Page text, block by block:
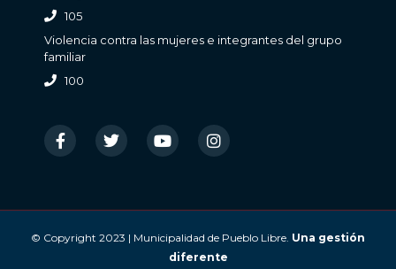
105
Violencia contra las mujeres e integrantes del grupo
familiar
100
© Copyright 2023 | Municipalidad de Pueblo Libre. Una gestión
diferente